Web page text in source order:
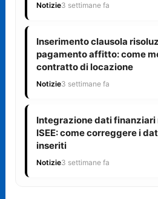
Notizie3 settimane fa
Inserimento clausola
pagamento affitto: come
contratto di locazione
Notizie3 settimane fa
Integrazione dati finanziari
ISEE: come correggere i
inseriti
Notizie3 settimane fa